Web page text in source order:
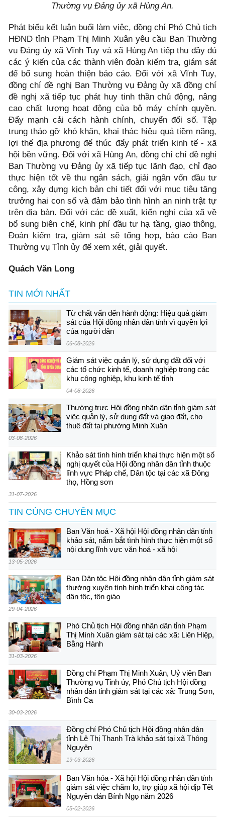
Thường vụ Đảng ủy xã Hùng An.
Phát biểu kết luận buổi làm việc, đồng chí Phó Chủ tịch
HĐND tỉnh Phạm Thị Minh Xuân yêu cầu Ban Thường
vụ Đảng ủy xã Vĩnh Tuy và xã Hùng An tiếp thu đầy đủ
các ý kiến của các thành viên đoàn kiểm tra, giám sát
để bổ sung hoàn thiện báo cáo. Đối với xã Vĩnh Tuy,
đồng chí đề nghị Ban Thường vụ Đảng ủy xã đồng chí
đề nghị xã tiếp tục phát huy tinh thần chủ động, nâng
cao chất lượng hoạt động của bộ máy chính quyền.
Đẩy mạnh cải cách hành chính, chuyển đổi số. Tập
trung tháo gỡ khó khăn, khai thác hiệu quả tiềm năng,
lợi thế địa phương để thúc đẩy phát triển kinh tế - xã
hội bền vững. Đối với xã Hùng An, đồng chí chí đề nghị
Ban Thường vụ Đảng ủy xã tiếp tục lãnh đạo, chỉ đạo
thực hiện tốt về thu ngân sách, giải ngân vốn đầu tư
công, xây dựng kịch bản chi tiết đối với mục tiêu tăng
trưởng hai con số và đảm bảo tình hình an ninh trật tự
trên địa bàn. Đối với các đề xuất, kiến nghị của xã về
bổ sung biên chế, kinh phí đầu tư hạ tầng, giao thông,
Đoàn kiểm tra, giám sát sẽ tổng hợp, báo cáo Ban
Thường vụ Tỉnh ủy để xem xét, giải quyết.
Quách Văn Long
TIN MỚI NHẤT
Từ chất vấn đến hành động: Hiệu quả giám
sát của Hội đồng nhân dân tỉnh vì quyền lợi
của người dân
06-08-2026
Giám sát việc quản lý, sử dụng đất đối với
các tổ chức kinh tế, doanh nghiệp trong các
khu công nghiệp, khu kinh tế tỉnh
04-08-2026
Thường trực Hội đồng nhân dân tỉnh giám sát
việc quản lý, sử dụng đất và giao đất, cho
thuê đất tại phường Minh Xuân
03-08-2026
Khảo sát tình hình triển khai thực hiện một số
nghị quyết của Hội đồng nhân dân tỉnh thuộc
lĩnh vực Pháp chế, Dân tộc tại các xã Đông
thọ, Hồng sơn
31-07-2026
TIN CÙNG CHUYÊN MỤC
Ban Văn hoá - Xã hội Hội đồng nhân dân tỉnh
khảo sát, nắm bắt tình hình thực hiện một số
nội dung lĩnh vực văn hoá - xã hội
13-05-2026
Ban Dân tộc Hội đồng nhân dân tỉnh giám sát
thường xuyên tình hình triển khai công tác
dân tộc, tôn giáo
29-04-2026
Phó Chủ tịch Hội đồng nhân dân tỉnh Phạm
Thị Minh Xuân giám sát tại các xã: Liên Hiệp,
Bằng Hành
31-03-2026
Đồng chí Phạm Thị Minh Xuân, Uỷ viên Ban
Thường vụ Tỉnh ủy, Phó Chủ tịch Hội đồng
nhân dân tỉnh giám sát tại các xã: Trung Sơn,
Bình Ca
30-03-2026
Đồng chí Phó Chủ tịch Hội đồng nhân dân
tỉnh Lê Thị Thanh Trà khảo sát tại xã Thông
Nguyên
19-03-2026
Ban Văn hóa - Xã hội Hội đồng nhân dân tỉnh
giám sát việc chăm lo, trợ giúp xã hội dịp Tết
Nguyên đán Bính Ngọ năm 2026
05-02-2026